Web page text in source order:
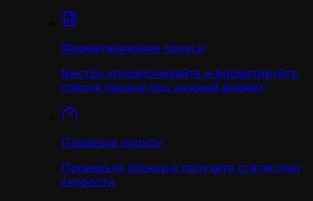
Форматирование прокси
Быстро упорядочивайте и форматируйте
список прокси под нужный формат
Проверка прокси
Проверьте прокси и получите статистику
скорости